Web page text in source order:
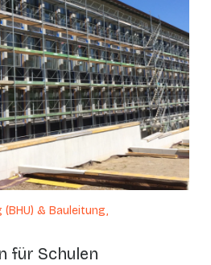
& Bauleitung,
für Schulen